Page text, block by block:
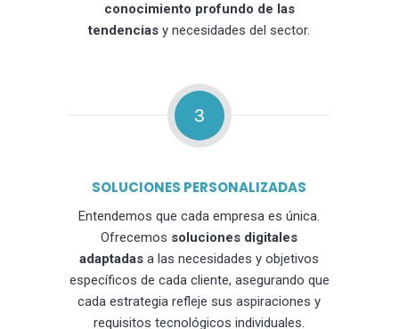
conocimiento profundo de las
tendencias y necesidades del sector.
3
SOLUCIONES PERSONALIZADAS
Entendemos que cada empresa es única.
Ofrecemos soluciones digitales
adaptadas a las necesidades y objetivos
específicos de cada cliente, asegurando que
cada estrategia refleje sus aspiraciones y
requisitos tecnológicos individuales.